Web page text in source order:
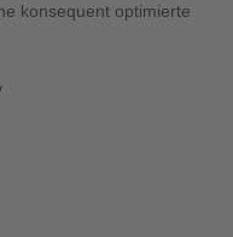
konsequent optimierte